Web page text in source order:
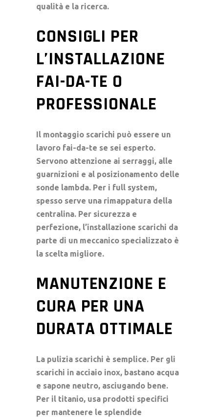
qualità e la ricerca.
CONSIGLI PER
L’INSTALLAZIONE
FAI-DA-TE O
PROFESSIONALE
Il montaggio scarichi può essere un
lavoro fai-da-te se sei esperto.
Servono attenzione ai serraggi, alle
guarnizioni e al posizionamento delle
sonde lambda. Per i full system,
spesso serve una rimappatura della
centralina. Per sicurezza e
perfezione, l’installazione scarichi da
parte di un meccanico specializzato è
la scelta migliore.
MANUTENZIONE E
CURA PER UNA
DURATA OTTIMALE
La pulizia scarichi è semplice. Per gli
scarichi in acciaio inox, bastano acqua
e sapone neutro, asciugando bene.
Per il titanio, usa prodotti specifici
per mantenere le splendide